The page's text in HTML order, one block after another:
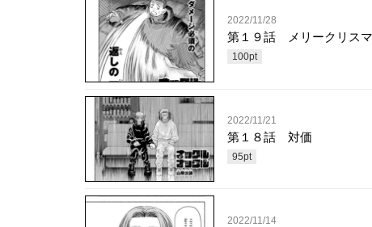
2022/11/28
第１９話 メリークリス
100pt
2022/11/21
第１８話 対価
95pt
2022/11/14